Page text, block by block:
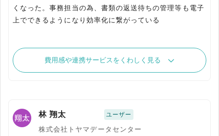
くなった。事務担当の為、書類の返送待ちの管理等も電子
上でできるようになり効率化に繋がっている
費用感や連携サービスをくわしく見る
林 翔太 ユーザー
株式会社トヤマデータセンター